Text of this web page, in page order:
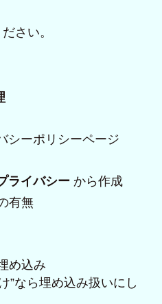
さい。
シーポリシーページ
ライバシーから作成
有無
め込み
”なら埋め込み扱いにし